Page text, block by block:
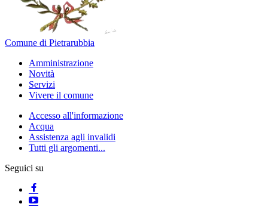
Comune di Pietrarubbia
Amministrazione
Novità
Servizi
Vivere il comune
Accesso all'informazione
Acqua
Assistenza agli invalidi
Tutti gli argomenti...
Seguici su